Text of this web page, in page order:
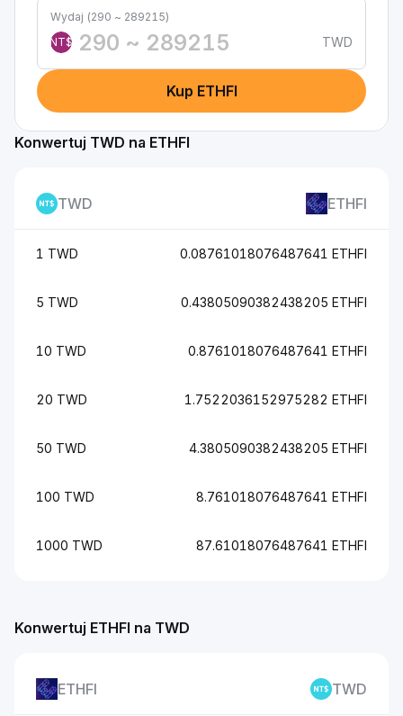
Wydaj (290 ~ 289215)
NT$
TWD
Kup ETHFI
Konwertuj ETHFI na TWD
ETHFI TWD
Konwertuj TWD na ETHFI
TWD ETHFI
1 TWD 0.08761018076487641 ETHFI
5 TWD 0.43805090382438205 ETHFI
10 TWD 0.8761018076487641 ETHFI
20 TWD 1.7522036152975282 ETHFI
50 TWD 4.3805090382438205 ETHFI
100 TWD 8.761018076487641 ETHFI
1000 TWD 87.61018076487641 ETHFI